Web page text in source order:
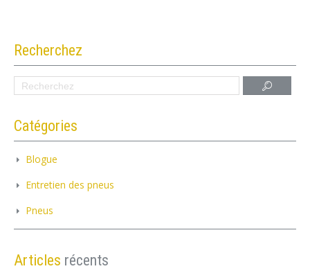
Recherchez
Catégories
Blogue
Entretien des pneus
Pneus
Articles récents